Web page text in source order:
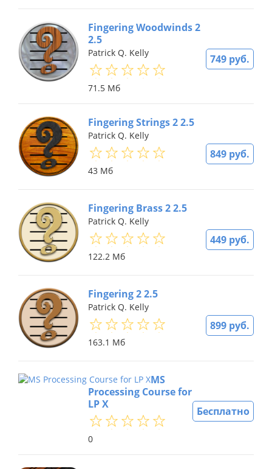
749 руб.
Fingering Woodwinds 2
2.5
Patrick Q. Kelly
71.5 Мб
849 руб.
Fingering Strings 2 2.5
Patrick Q. Kelly
43 Мб
449 руб.
Fingering Brass 2 2.5
Patrick Q. Kelly
122.2 Мб
899 руб.
Fingering 2 2.5
Patrick Q. Kelly
163.1 Мб
Бесплатно
MS
Processing Course for
LP X
0